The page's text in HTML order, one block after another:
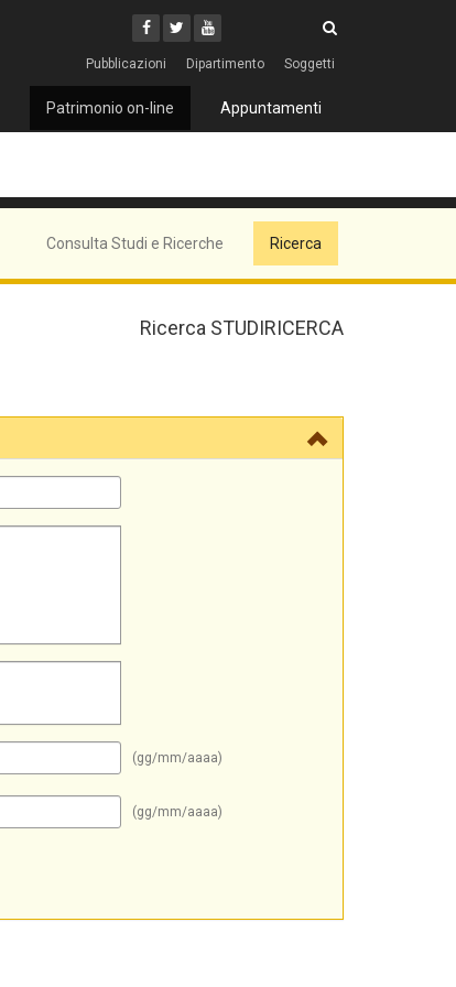
Facebook
Twitter
Youtube
Pubblicazioni Dipartimento Soggetti
Patrimonio on-line Appuntamenti
Consulta Studi e Ricerche Ricerca
Ricerca STUDIRICERCA
(gg/mm/aaaa)
(gg/mm/aaaa)